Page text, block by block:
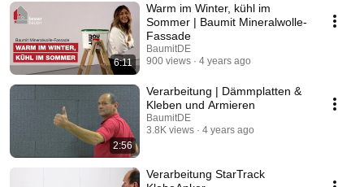
wesentlichen Beitrag zur Energieeffizienz des Gebäudes, es schützt vor
Temperatureinflüssen von außen. Mit Systemen für jede Bauweise
sorgen wir für warme Wände im Winter, kühle Innenräume im Sommer
und ganzjährig niedrigere Energiekosten. Ob Neubau, Sanierung oder
Modernisierung – Baumit bietet das passende System für jede
Anforderung.
6:11
Warm im Winter, kühl im
Sommer | Baumit Mineralwolle-
Fassade
BaumitDE
900 views
4 years ago
2:56
Verarbeitung | Dämmplatten &
Kleben und Armieren
BaumitDE
3.8K views
4 years ago
Verarbeitung StarTrack